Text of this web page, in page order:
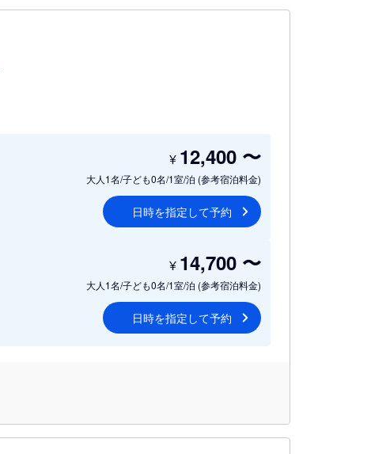
大人1名/子ども0名/1室/泊 (参考宿泊料金)
¥ 12,400 〜
日時を指定して予約
大人1名/子ども0名/1室/泊 (参考宿泊料金)
¥ 14,700 〜
日時を指定して予約